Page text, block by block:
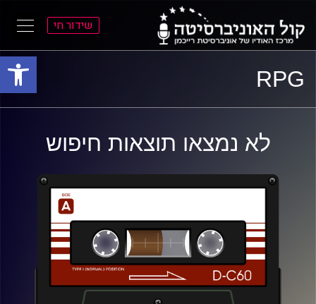
פתח
התפריט
הראשי
התוכן
הראשי
שידור חי
RPG
לא נמצאו תוצאות חיפוש